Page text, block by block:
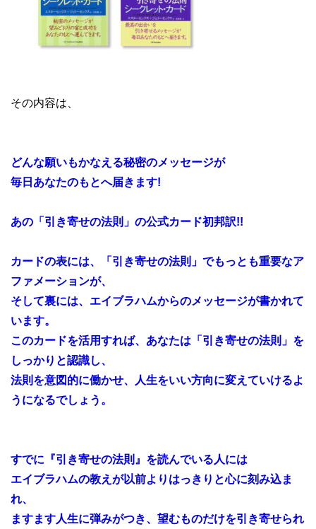
その内容は、
どんな願いもかなえる秘密のメッセージが
毎日あなたのもとへ届きます!
あの「引き寄せの法則」の公式カード初邦訳!!
カードの表には、「引き寄せの法則」でもっとも重要なア
ファメーションが、
そして裏には、エイブラハムからのメッセージが書かれて
います。
このカードを活用すれば、あなたは「引き寄せの法則」を
しっかりと認識し、
法則を意図的に働かせ、人生をいい方向に変えていけるよ
うになるでしょう。
すでに『引き寄せの法則』を読んでいる人には
エイブラハムの教えが以前よりはっきりと心に刻み込ま
れ、
ますます人生に弾みがつき、望むものだけを引き寄せられ